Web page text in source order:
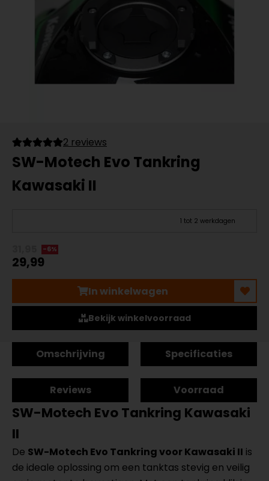
2 reviews
SW-Motech Evo Tankring
Kawasaki II
1 tot 2 werkdagen
-6%
29,99
In winkelwagen
Bekijk winkelvoorraad
Omschrijving Specificaties
Reviews Voorraad
SW-Motech Evo Tankring Kawasaki
II
De SW-Motech Evo Tankring voor Kawasaki II is
de ideale oplossing om een tanktas stevig en veilig